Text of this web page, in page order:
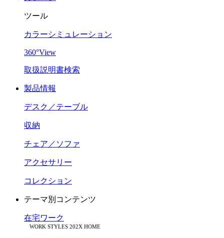
ツール
カラーシミュレーション
360°View
取扱説明書検索
製品情報
デスク／テーブル
収納
チェア／ソファ
アクセサリー
コレクション
テーマ別コンテンツ
在宅ワーク
WORK STYLES 202X HOME